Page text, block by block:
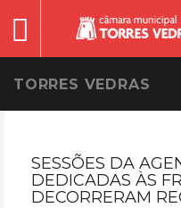
TORRES VEDRAS
SESSÕES DA
DEDICADAS ÀS
DECORRERAM